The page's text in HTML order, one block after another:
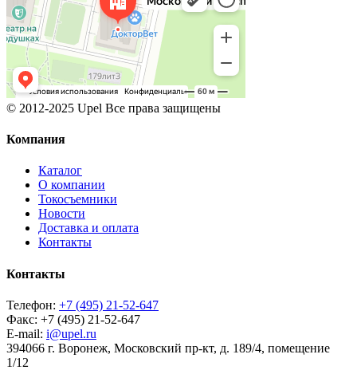
© 2012-2025 Upel Все права защищены
Компания
Каталог
О компании
Токосъемники
Новости
Доставка и оплата
Контакты
Контакты
Телефон: +7 (495) 21-52-647
Факс: +7 (495) 21-52-647
E-mail: i@upel.ru
394066 г. Воронеж, Московский пр-кт, д. 189/4, помещение
1/12